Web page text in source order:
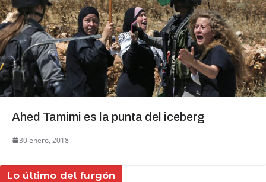
Ahed Tamimi es la punta del iceberg
30 enero, 2018
Lo último del furgón